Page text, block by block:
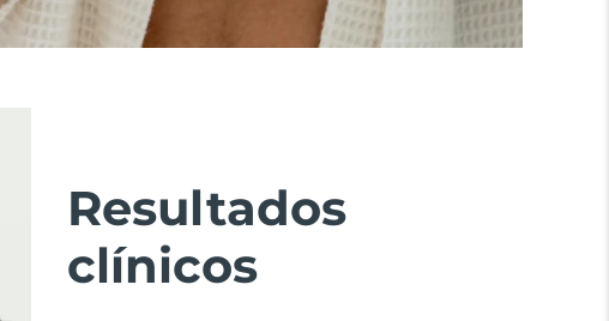
Resultados
clínicos